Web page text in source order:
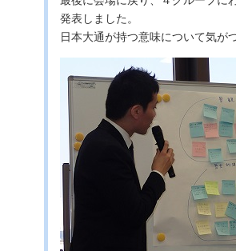
発表しました。
日本大通が持つ意味について気が